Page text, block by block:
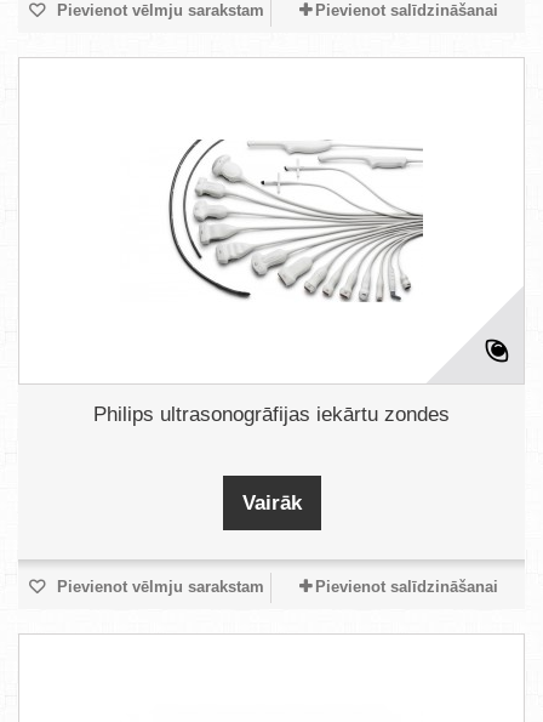
Pievienot vēlmju sarakstam Pievienot salīdzināšanai
Philips ultrasonogrāfijas iekārtu zondes
Vairāk
Pievienot vēlmju sarakstam Pievienot salīdzināšanai